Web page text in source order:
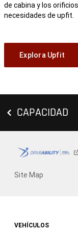
de cabina y los
necesidades de upfit.
Explora Upfit
CAPACIDAD
Site Map
VEHÍCULOS